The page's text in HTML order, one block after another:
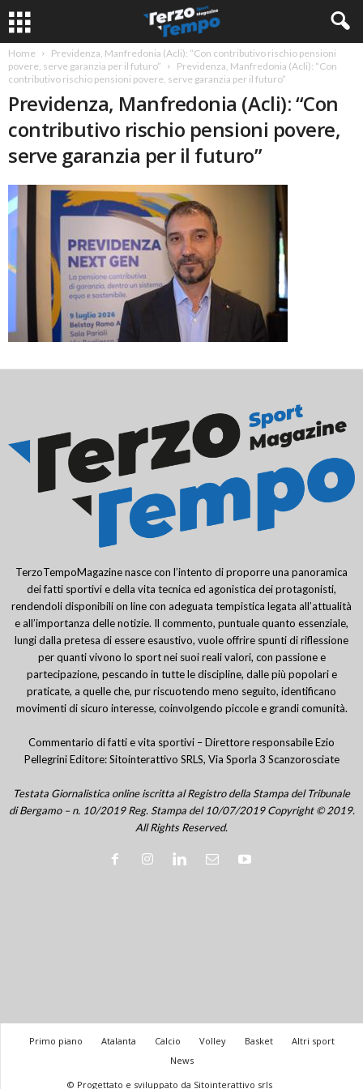
Home
Previdenza, Manfredonia (Acli): “Con contributivo rischio pensioni
povere, serve garanzia per il futuro”
Previdenza, Manfredonia (Acli): “Con
contributivo rischio pensioni povere, serve garanzia per il futuro”
Previdenza, Manfredonia (Acli): “Con
contributivo rischio pensioni povere,
serve garanzia per il futuro”
TerzoTempoMagazine nasce con l’intento di proporre una panoramica
dei fatti sportivi e della vita tecnica ed agonistica dei protagonisti,
rendendoli disponibili on line con adeguata tempistica legata all’attualità
e all’importanza delle notizie. Il commento, puntuale quanto essenziale,
lungi dalla pretesa di essere esaustivo, vuole offrire spunti di riflessione
per quanti vivono lo sport nei suoi reali valori, con passione e
partecipazione, pescando in tutte le discipline, dalle più popolari e
praticate, a quelle che, pur riscuotendo meno seguito, identificano
movimenti di sicuro interesse, coinvolgendo piccole e grandi comunità.
Commentario di fatti e vita sportivi – Direttore responsabile Ezio
Pellegrini Editore: Sitointerattivo SRLS, Via Sporla 3 Scanzorosciate
Testata Giornalistica online iscritta al Registro della Stampa del Tribunale
di Bergamo – n. 10/2019 Reg. Stampa del 10/07/2019 Copyright © 2019.
All Rights Reserved.
Primo piano Atalanta Calcio Volley Basket
Altri sport
News
© Progettato e sviluppato da Sitointerattivo srls